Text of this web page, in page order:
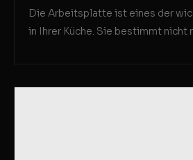
Die Arbeitsplatte ist eines der
in Ihrer Küche. Sie bestimmt nicht